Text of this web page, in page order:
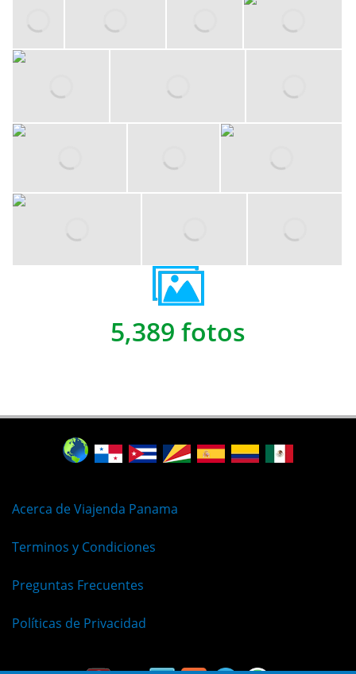
5,389 fotos
Acerca de Viajenda Panama
Terminos y Condiciones
Preguntas Frecuentes
Políticas de Privacidad